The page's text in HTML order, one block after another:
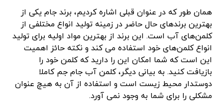
همان طور که در عنوان قبلی اشاره کردیم، برند جام یکی از
بهترین برندهای حال حاضر در زمینه تولید انواع مختلفی از
کلمن‌های آب است. این برند از بهترین مواد اولیه برای تولید
انواع کلمن‌های خود استفاده می کند و نکته حائز اهمیت
این است که شما امکان این را دارید که کلمن‌ خود را
بازیافت کنید. به بیانی دیگر، کلمن آب جام جم کاملا
دوستدار محیط زیست است و استفاده از آن به هیچ عنوان
مشکلی را برای شما به وجود نمی آورد.